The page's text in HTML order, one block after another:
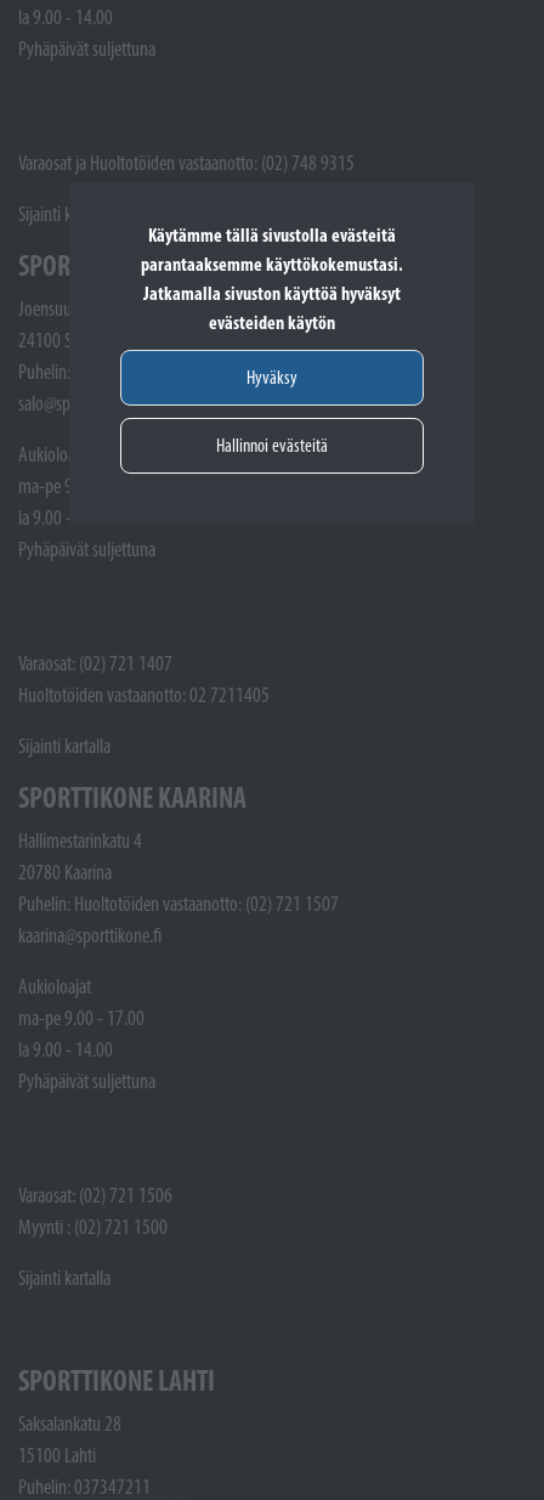
Käytämme tällä sivustolla evästeitä
parantaaksemme käyttökokemustasi.
Jatkamalla sivuston käyttöä hyväksyt
evästeiden käytön
Hyväksy
Hallinnoi evästeitä
la 9.00 - 14.00
Pyhäpäivät suljettuna
Varaosat ja Huoltotöiden vastaanotto: (02) 748 9315
Sijainti kartalla
SPORTTIKONE SALO
Joensuunkatu 5
24100 Salo
Puhelin: (02) 721 1400
salo@sporttikone.fi
Aukioloajat
ma-pe 9.00 - 17.00
la 9.00 - 14.00
Pyhäpäivät suljettuna
Varaosat: (02) 721 1407
Huoltotöiden vastaanotto: 02 7211405
Sijainti kartalla
SPORTTIKONE KAARINA
Hallimestarinkatu 4
20780 Kaarina
Puhelin: Huoltotöiden vastaanotto: (02) 721 1507
kaarina@sporttikone.fi
Aukioloajat
ma-pe 9.00 - 17.00
la 9.00 - 14.00
Pyhäpäivät suljettuna
Varaosat: (02) 721 1506
Myynti : (02) 721 1500
Sijainti kartalla
SPORTTIKONE LAHTI
Saksalankatu 28
15100 Lahti
Puhelin: 037347211